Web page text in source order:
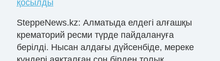
қосылды
SteppeNews.kz: Алматыда елдегі алғашқы
крематорий ресми түрде пайдалануға
берілді. Нысан алдағы дүйсенбіде, мереке